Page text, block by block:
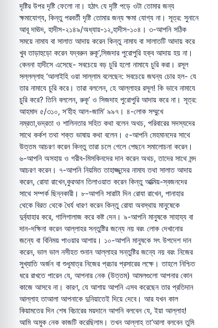
দৃষ্টির উপর দৃষ্টি ফেলো না। হঠাৎ যে দৃষ্টি পড়ে ওটা তোমার জন্য
ক্ষমাযোগ্য, কিন্তু পরবর্তী দৃষ্টি তোমার জন্য ক্ষমা যোগ্য না। সূত্র: সুনানে
আবূ দাঊদ, হাদীস-২১৪৯/অধ্যায়-১২,হাদীস-১০৪। ৩-আপনি সঠিক
সময়ে নামায বা সালাত আদায় করেন কিন্তু নামায বা সালাতটি আদায় করে
খুব তাড়াহুড়ো করেন যদ্বরুন রুকূ‘,সিজদার পুরোপুরি হক্ব আদায় হয় না।
কেননা হাদীসে এসেছে- সবচেয়ে বড় চুরি হলো নামাযে চুরি করা। রসূল
সল্লল্লাহু ‘আলাইহি ওয়া সাল্লাম বলেছেন: সবচেয়ে জঘন্য চোর হল- যে
তার নামাযে চুরি করে। তারা বললেন, হে আল্লাহর রসূল! কি ভাবে নামাযে
চুরি করে? তিনি বললেন, রুকূ’ ও সিজদাহ পুরোপুরি আদায় করে না। সূত্র:
আহমাদ ৫/৩১০, স‘হীহ আল-জামি’ ৯৯৭। ৪-লোক সম্মুখে
নম্রতা,ভদ্রতা ও শালিনতার সহিত কথা বলেন অথচ, পরিবারের সদস্যদের
সাথে কর্কশ তথা শক্ত ভাষায় কথা বলেন। ৫-আপনি মেহমানদের সাথে
উত্তম আচরণ করেন কিন্তু তারা চলে গেলে পেছনে সমালোচনা করেন।
৬-আপনি অসহায় ও গরীব-মিসকিনদের দান করেন অথচ, তাদের সাথে মন্দ
আচরণ করেন। ৭-আপনি নিয়মিত তাহাজ্জুদের নামায তথা সালাত আদায়
করেন, রোযা রাখেন,কুরআন তিলাওয়াত করেন কিন্তু আত্মিয়-স্বজনদের
সাথে সম্পর্ক ছিন্নকারী। ৮-আপনি সারাটা দিন রোযা রাখেন, পানাহার
থেকে বিরত থেকে ধৈর্য ধারণ করেন কিন্তু রোযা অবস্থায় মানুষেকে
দুর্ব্যাহার করে, গালিগালাজ করে কষ্ট দেন। ৯-আপনি মানুষকে সাহায্য বা
দান-দক্ষিনা করেন আল্লাহর সন্তুষ্টির জন্যে নয় বরং লোক দেখানোর
জন্যে বা বিনিময় পাওয়ার আশায়। ১০-আপনি মানুষকে সৎ উপদেশ দান
করেন, ভাল ভাল নসীহত শুনান আল্লাহর সন্তুষ্টির জন্যে নয় বরং নিজের
সুখ্যাতি অর্জন বা শুধুমাত্র নিজের প্রচার প্রসারের লক্ষে। তাহলে নিশ্চিত
ধরে রাখতে পারেন যে, আপনার নেক (উত্তম) আমলগুলো আপনার কোন
কাজে আসবে না। কারণ, যে আশায় আপনি এসব করেছেন তার প্রতিদান
আল্লাহ তাআলা আপনাকে দুনিয়াতেই দিয়ে দেবে। আর যখন কাল
কিয়ামতের দিন শেষ বিচারের ময়দানে আপনি বলবেন যে, ইয়া আল্লাহ!
আমি অমুক নেক কাজটি করেছিলাম। তখন আল্লাহ তা‘আলা বলবেন তুমি